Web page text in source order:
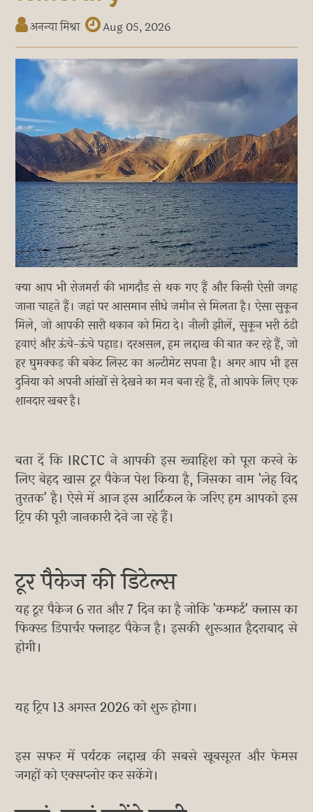
अनन्या मिश्रा Aug 05, 2026
क्या आप भी रोजमर्रा की भागदौड़ से थक गए हैं और किसी ऐसी जगह
जाना चाहते हैं। जहां पर आसमान सीधे जमीन से मिलता है। ऐसा सुकून
मिले, जो आपकी सारी थकान को मिटा दे। नीली झीलें, सुकून भरी ठंडी
हवाएं और ऊंचे-ऊंचे पहाड़। दरअसल, हम लद्दाख की बात कर रहे हैं, जो
हर घुमक्कड़ की बकेट लिस्ट का अल्टीमेट सपना है। अगर आप भी इस
दुनिया को अपनी आंखों से देखने का मन बना रहे हैं, तो आपके लिए एक
शानदार खबर है।
बता दें कि IRCTC ने आपकी इस ख्वाहिश को पूरा करने के
लिए बेहद खास टूर पैकेज पेश किया है, जिसका नाम 'लेह विद
तुरतक' है। ऐसे में आज इस आर्टिकल के जरिए हम आपको इस
ट्रिप की पूरी जानकारी देने जा रहे हैं।
टूर पैकेज की डिटेल्स
यह टूर पैकेज 6 रात और 7 दिन का है जोकि 'कम्फर्ट' क्लास का
फिक्स्ड डिपार्चर फ्लाइट पैकेज है। इसकी शुरूआत हैदराबाद से
होगी।
यह ट्रिप 13 अगस्त 2026 को शुरू होगा।
इस सफर में पर्यटक लद्दाख की सबसे खूबसूरत और फेमस
जगहों को एक्सप्लोर कर सकेंगे।